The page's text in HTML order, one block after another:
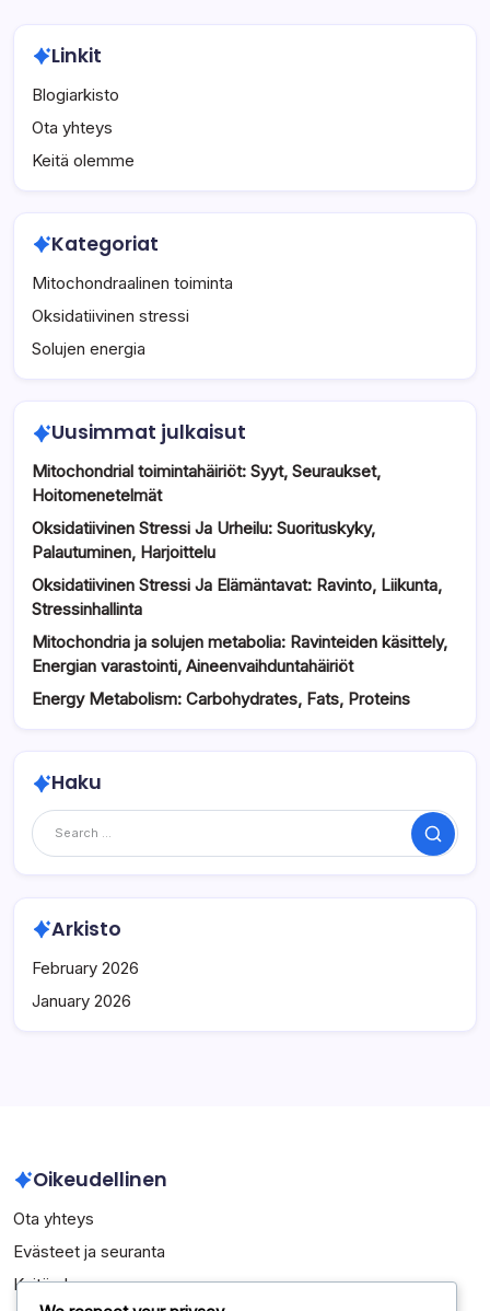
Linkit
Blogiarkisto
Ota yhteys
Keitä olemme
Kategoriat
Mitochondraalinen toiminta
Oksidatiivinen stressi
Solujen energia
Uusimmat julkaisut
Mitochondrial toimintahäiriöt: Syyt, Seuraukset,
Hoitomenetelmät
Oksidatiivinen Stressi Ja Urheilu: Suorituskyky,
Palautuminen, Harjoittelu
Oksidatiivinen Stressi Ja Elämäntavat: Ravinto, Liikunta,
Stressinhallinta
Mitochondria ja solujen metabolia: Ravinteiden käsittely,
Energian varastointi, Aineenvaihduntahäiriöt
Energy Metabolism: Carbohydrates, Fats, Proteins
Haku
Search
Arkisto
February 2026
January 2026
Oikeudellinen
Ota yhteys
Evästeet ja seuranta
Keitä olemme